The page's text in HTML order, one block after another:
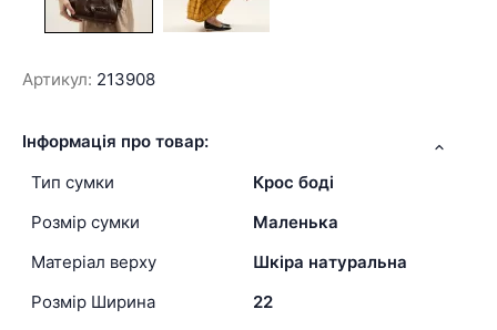
Артикул: 213908
Інформація про товар:
Тип сумки
Крос боді
Розмір сумки
Маленька
Матеріал верху
Шкіра натуральна
Розмір Ширина
22